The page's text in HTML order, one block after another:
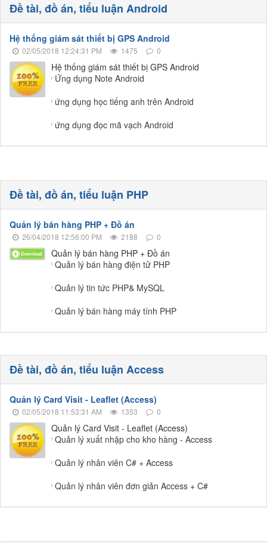
Đề tài, đồ án, tiểu luận Android
Hệ thống giám sát thiết bị GPS Android
02/05/2018 12:24:31 PM 1475 0
Hệ thống giám sát thiết bị GPS Android
Ứng dụng Note Android
ứng dụng học tiếng anh trên Android
ứng dụng đọc mã vạch Android
Đề tài, đồ án, tiểu luận PHP
Quản lý bán hàng PHP + Đồ án
26/04/2018 12:56:00 PM 2188 0
Quản lý bán hàng PHP + Đồ án
Quản lý bán hàng điện tử PHP
Quản lý tin tức PHP& MySQL
Quản lý bán hàng máy tính PHP
Đề tài, đồ án, tiểu luận Access
Quản lý Card Visit - Leaflet (Access)
02/05/2018 11:53:31 AM 1353 0
Quản lý Card Visit - Leaflet (Access)
Quản lý xuất nhập cho kho hàng - Access
Quản lý nhân viên C# + Access
Quản lý nhân viên đơn giản Access + C#